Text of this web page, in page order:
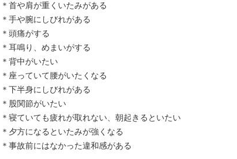
＊首や肩が重くいたみがある
＊手や腕にしびれがある
＊頭痛がする
＊耳鳴り、めまいがする
＊背中がいたい
＊座っていて腰がいたくなる
＊下半身にしびれがある
＊股関節がいたい
＊寝ていても疲れが取れない、朝起きるといたい
＊夕方になるといたみが強くなる
＊事故前にはなかった違和感がある